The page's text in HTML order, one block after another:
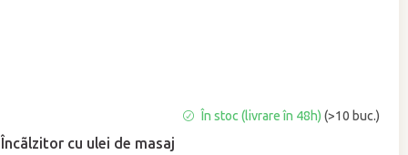
Încãlzitor cu ulei de masaj
medie
a
În stoc (livrare în 48h)(>10 buc.)